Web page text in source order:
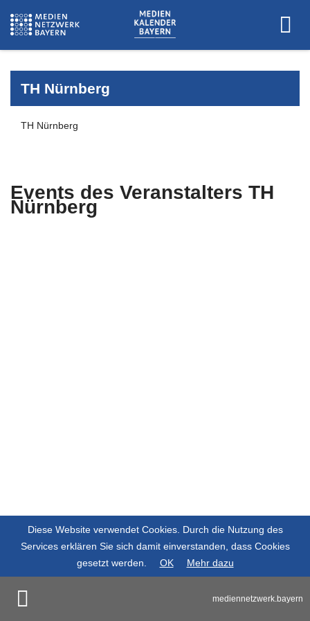
TH Nürnberg
TH Nürnberg
Events des Veranstalters TH
Nürnberg
mediennetzwerk.bayern
Diese Website verwendet Cookies. Durch die Nutzung des
Services erklären Sie sich damit einverstanden, dass Cookies
gesetzt werden.
OK Mehr dazu